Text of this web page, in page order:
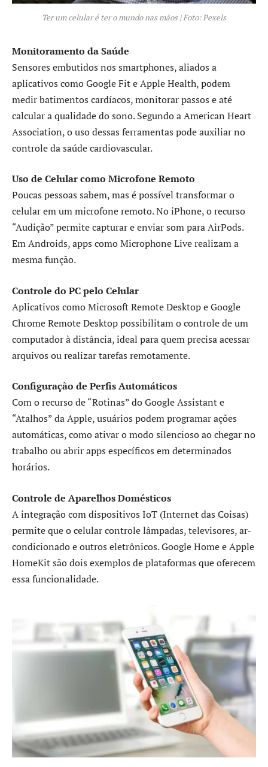
Ter um celular é ter o mundo nas mãos | Foto: Pexels
Monitoramento da Saúde
Sensores embutidos nos smartphones, aliados a
aplicativos como Google Fit e Apple Health, podem
medir batimentos cardíacos, monitorar passos e até
calcular a qualidade do sono. Segundo a American Heart
Association, o uso dessas ferramentas pode auxiliar no
controle da saúde cardiovascular.
Uso de Celular como Microfone Remoto
Poucas pessoas sabem, mas é possível transformar o
celular em um microfone remoto. No iPhone, o recurso
“Audição” permite capturar e enviar som para AirPods.
Em Androids, apps como Microphone Live realizam a
mesma função.
Controle do PC pelo Celular
Aplicativos como Microsoft Remote Desktop e Google
Chrome Remote Desktop possibilitam o controle de um
computador à distância, ideal para quem precisa acessar
arquivos ou realizar tarefas remotamente.
Configuração de Perfis Automáticos
Com o recurso de “Rotinas” do Google Assistant e
“Atalhos” da Apple, usuários podem programar ações
automáticas, como ativar o modo silencioso ao chegar no
trabalho ou abrir apps específicos em determinados
horários.
Controle de Aparelhos Domésticos
A integração com dispositivos IoT (Internet das Coisas)
permite que o celular controle lâmpadas, televisores, ar-
condicionado e outros eletrônicos. Google Home e Apple
HomeKit são dois exemplos de plataformas que oferecem
essa funcionalidade.